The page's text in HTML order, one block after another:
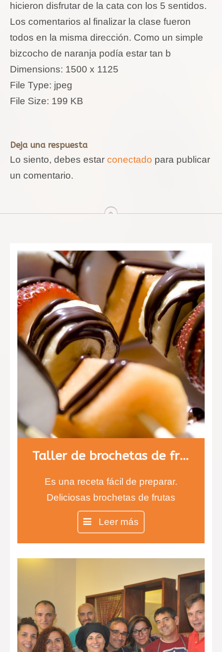
hicieron disfrutar de la cata con los 5 sentidos.
Los comentarios al finalizar la clase fueron
todos en la misma dirección. Como un simple
bizcocho de naranja podía estar tan b
Dimensions: 1500 x 1125
File Type: jpeg
File Size: 199 KB
Deja una respuesta
Lo siento, debes estar conectado para publicar
un comentario.
arriba
Taller de brochetas de fruta con chocolate
Es una receta fácil de preparar.
Deliciosas brochetas de frutas
cubiertas de chocolate negro y
blanco. Los más pequeños estarán
encantados de comer fruta con
sabor a chocolate. Aprenderán a
degustar nuevos sabores y texturas
que alegrarán sus paladares.
Leer más